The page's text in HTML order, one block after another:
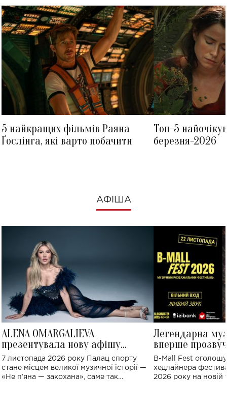
5 найкращих фільмів Раяна
Ґослінга, які варто побачити
Топ-5
березня-2026
АФІША
ALENA OMARGALIEVA
презентувала нову афішу
великого концерту в Палаці
спорту
7 листопада 2026 року Палац спорту
стане місцем великої музичної історії —
«Не пʼяна — закохана», саме так
Легендарна
вперше
Україні: де
B-Mall Fest
хедлайнера
2026 року на новій